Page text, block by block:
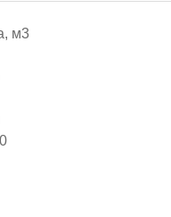
м3